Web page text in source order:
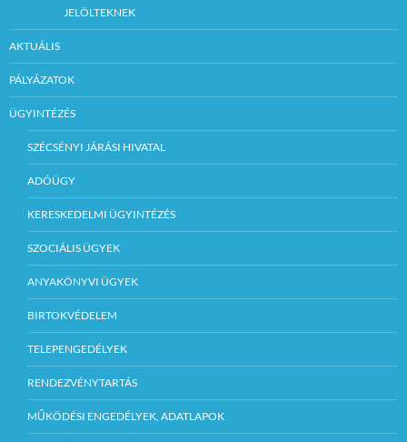
JELÖLTEKNEK
AKTUÁLIS
PÁLYÁZATOK
ÜGYINTÉZÉS
SZÉCSÉNYI JÁRÁSI HIVATAL
ADÓÜGY
KERESKEDELMI ÜGYINTÉZÉS
SZOCIÁLIS ÜGYEK
ANYAKÖNYVI ÜGYEK
BIRTOKVÉDELEM
TELEPENGEDÉLYEK
RENDEZVÉNYTARTÁS
MŰKÖDÉSI ENGEDÉLYEK, ADATLAPOK